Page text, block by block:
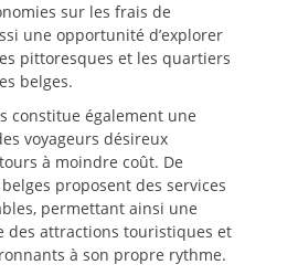
sur les frais de
une opportunité d’explorer
pittoresques et les quartiers
belges.
constitue également une
voyageurs désireux
à moindre coût. De
proposent des services
permettant ainsi une
des attractions touristiques et
à son propre rythme.